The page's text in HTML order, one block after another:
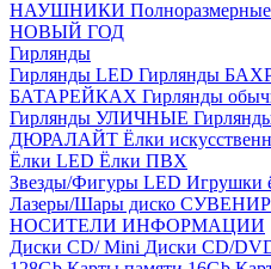
НАУШНИКИ Полноразмерные
НОВЫЙ ГОД
Гирлянды
Гирлянды LED Гирлянды
БАТАРЕЙКАХ Гирлянды
Гирлянды УЛИЧНЫЕ
ДЮРАЛАЙТ Ёлки
Ёлки LED Ёлки ПВХ
Звезды/Фигуры LED Игрушки
Лазеры/Шары диско
НОСИТЕЛИ ИНФОРМАЦИИ
Диски CD/ Mini Диски CD/